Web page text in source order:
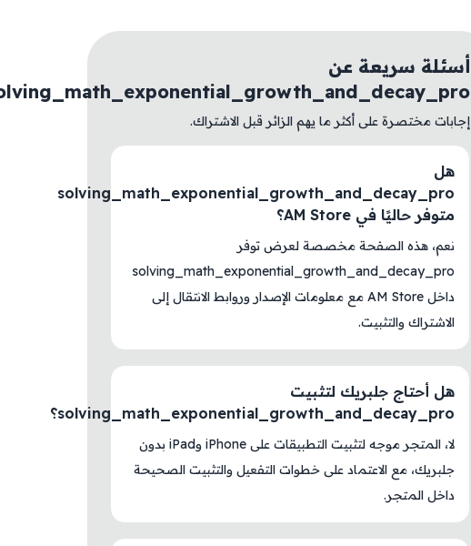
أسئلة سريعة عن
إجابات مختصرة على أكثر ما يهم الزائر قبل الاشتراك.
هل
solving_math_exponential_growth_and_decay_pro
متوفر حاليًا في AM Store؟
نعم، هذه الصفحة مخصصة لعرض توفر
solving_math_exponential_growth_and_decay_pro
داخل AM Store مع معلومات الإصدار وروابط الانتقال إلى
الاشتراك والتثبيت.
هل أحتاج جلبريك لتثبيت
solving_math_exponential_growth_and_decay_pro؟
لا، المتجر موجه لتثبيت التطبيقات على iPhone وiPad بدون
جلبريك، مع الاعتماد على خطوات التفعيل والتثبيت الصحيحة
داخل المتجر.